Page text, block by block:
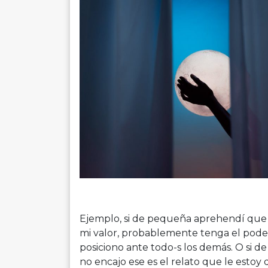
Ejemplo, si de pequeña aprehendí
mi valor, probablemente tenga el
posiciono ante todo-s los demás. O si
no encajo ese es el relato que le estoy